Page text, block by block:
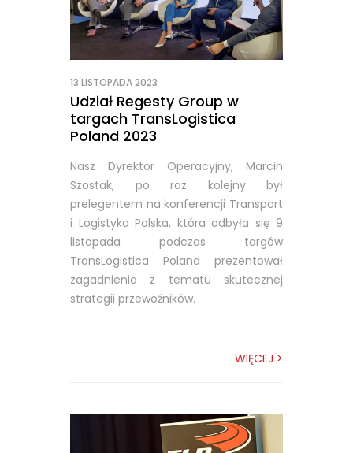
13 LISTOPADA 2023
Udział Regesty Group w
targach TransLogistica
Poland 2023
Nasz Dyrektor Operacyjny, Marcin
Szostak, po raz kolejny był
prelegentem na konferencji Transport
i Logistyka Polska, która odbyła się 9
listopada podczas targów
TransLogistica Poland prezentował
zagadnienia z tematu skutecznej
strategii przewoźników.
WIĘCEJ >